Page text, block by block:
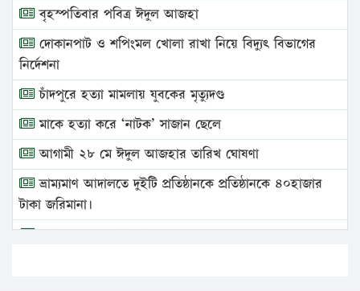
বৃহস্পতিবার পবিত্র ঈদুল আজহা
দোকানপাট ও শপিংমল খোলা রাখা নিয়ে বিদ্যুৎ বিভাগের
নির্দেশনা
চাঁদপুরে হত্যা মামলায় যুবকের মৃত্যুদণ্ড
মাকে হত্যা করে ‘নাটক’ সাজান ছেলে
আগামী ২৮ মে ঈদুল আজহার তারিখ ঘোষণা
ভ্রাম্যমাণ আদালতে দুইটি প্রতিষ্ঠানকে প্রতিষ্ঠানকে ৪০হাজার
টাকা জরিমানা।
এবার লঞ্চের ভাড়া বাড়ল